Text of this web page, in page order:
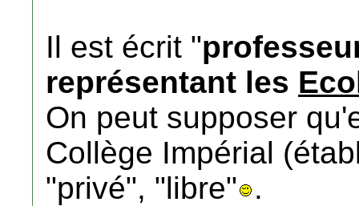
Il est écrit "
représentant les
On peut supposer
Collège Impérial
"privé", "libre" .